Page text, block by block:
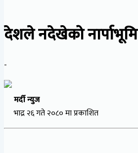
देशले नदेखेको नार्पाभूमि
-
मर्दी न्युज
भाद्र २६ गते २०८० मा प्रकाशित